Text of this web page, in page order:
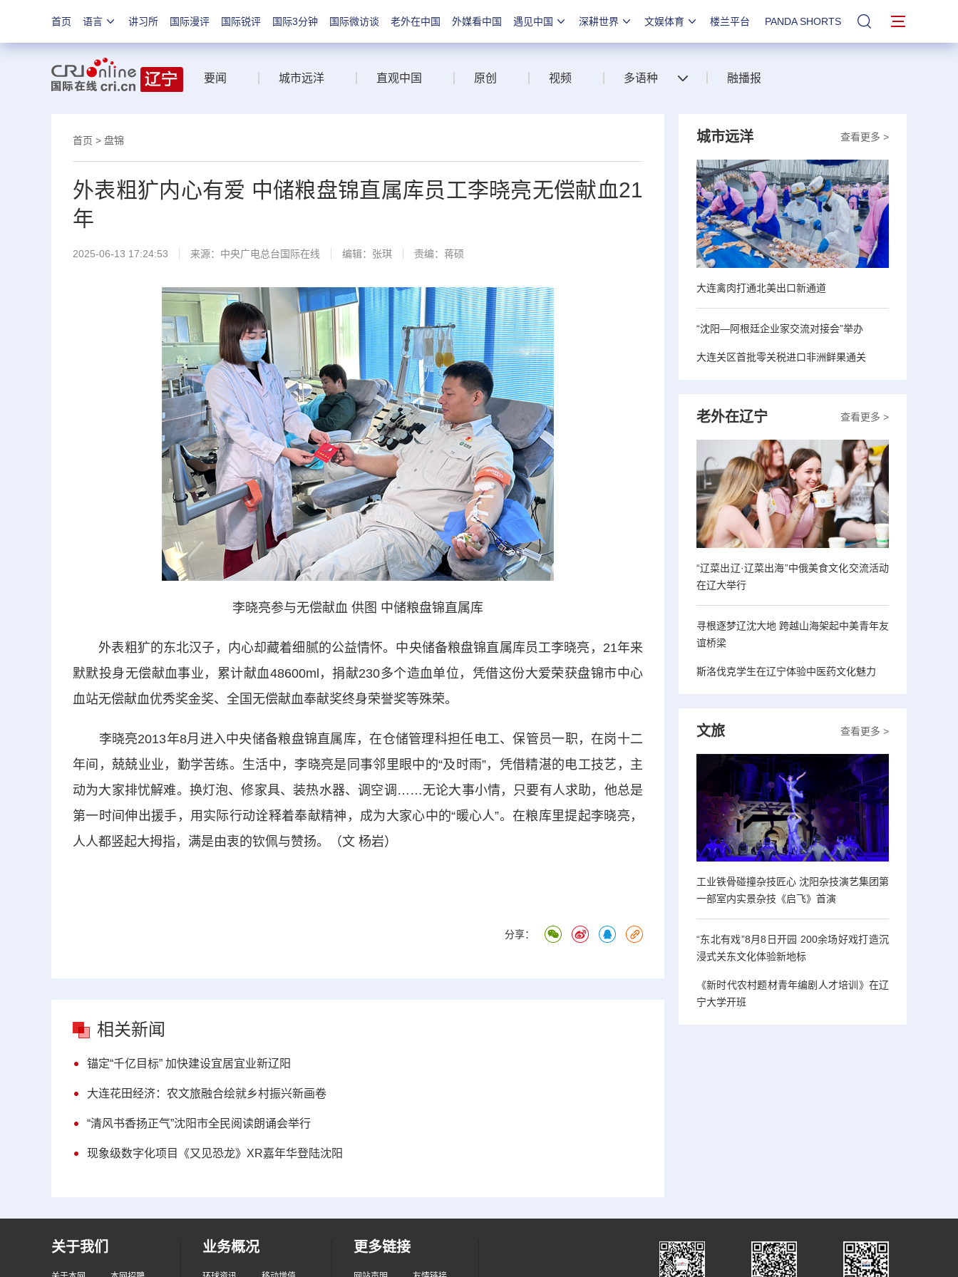
首页 语言 讲习所 国际漫评 国际锐评 国际3分钟 国际微访谈 老外在中国 外媒看中国 遇见中国 深耕世界 文娱体育 楼兰平台 PANDA SHORTS 站内搜索
要闻 城市远洋 直观中国 原创 视频 多语种 融播报
首页 > 盘锦
外表粗犷内心有爱 中储粮盘锦直属库员工李晓亮无偿献血21
年
2025-06-13 17:24:53 来源：中央广电总台国际在线 编辑：张琪 责编：蒋硕
李晓亮参与无偿献血 供图 中储粮盘锦直属库
外表粗犷的东北汉子，内心却藏着细腻的公益情怀。中央储备粮盘锦直属库员工李晓亮，21年来
默默投身无偿献血事业，累计献血48600ml，捐献230多个造血单位，凭借这份大爱荣获盘锦市中心
血站无偿献血优秀奖金奖、全国无偿献血奉献奖终身荣誉奖等殊荣。
李晓亮2013年8月进入中央储备粮盘锦直属库，在仓储管理科担任电工、保管员一职，在岗十二
年间，兢兢业业，勤学苦练。生活中，李晓亮是同事邻里眼中的“及时雨”，凭借精湛的电工技艺，主
动为大家排忧解难。换灯泡、修家具、装热水器、调空调……无论大事小情，只要有人求助，他总是
第一时间伸出援手，用实际行动诠释着奉献精神，成为大家心中的“暖心人”。在粮库里提起李晓亮，
人人都竖起大拇指，满是由衷的钦佩与赞扬。（文 杨岩）
分享：
相关新闻
锚定“千亿目标” 加快建设宜居宜业新辽阳
大连花田经济：农文旅融合绘就乡村振兴新画卷
“清风书香扬正气”沈阳市全民阅读朗诵会举行
现象级数字化项目《又见恐龙》XR嘉年华登陆沈阳
查看更多 >
城市远洋
大连禽肉打通北美出口新通道
“沈阳—阿根廷企业家交流对接会”举办
大连关区首批零关税进口非洲鲜果通关
查看更多 >
老外在辽宁
“辽菜出辽·辽菜出海”中俄美食文化交流活动
在辽大举行
寻根逐梦辽沈大地 跨越山海架起中美青年友
谊桥梁
斯洛伐克学生在辽宁体验中医药文化魅力
查看更多 >
文旅
工业铁骨碰撞杂技匠心 沈阳杂技演艺集团第
一部室内实景杂技《启飞》首演
“东北有戏”8月8日开园 200余场好戏打造沉
浸式关东文化体验新地标
《新时代农村题材青年编剧人才培训》在辽
宁大学开班
关于我们 业务概况 更多链接